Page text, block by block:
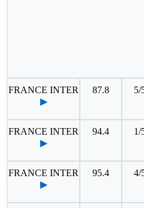
FRANCE INTER
▶
87.8 5/
FRANCE INTER
▶
94.4 1/
FRANCE INTER
▶
95.4 4/